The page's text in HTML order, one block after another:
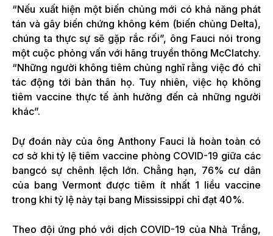
“Nếu xuất hiện một biến chủng mới có khả năng phát
tán và gây biến chứng không kém (biến chủng Delta),
chúng ta thực sự sẽ gặp rắc rối”, ông Fauci nói trong
một cuộc phỏng vấn với hãng truyền thông McClatchy.
“Những người không tiêm chủng nghĩ rằng việc đó chỉ
tác động tới bản thân họ. Tuy nhiên, việc họ không
tiêm vaccine thực tế ảnh hưởng đến cả những người
khác”.
Dự đoán này của ông Anthony Fauci là hoàn toàn có
cơ sở khi tỷ lệ tiêm vaccine phòng COVID-19 giữa các
bangcó sự chênh lệch lớn. Chẳng hạn, 76% cư dân
của bang Vermont được tiêm ít nhất 1 liều vaccine
trong khi tỷ lệ này tại bang Mississippi chỉ đạt 40%.
Theo đội ứng phó với dịch COVID-19 của Nhà Trắng,